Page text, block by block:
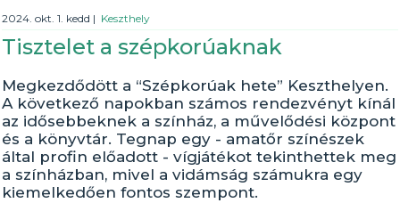
2024. okt. 1. kedd | Keszthely
Tisztelet a szépkorúaknak
Megkezdődött a “Szépkorúak hete” Keszthelyen.
A következő napokban számos rendezvényt kínál
az idősebbeknek a színház, a művelődési központ
és a könyvtár. Tegnap egy - amatőr színészek
által profin előadott - vígjátékot tekinthettek meg
a színházban, mivel a vidámság számukra egy
kiemelkedően fontos szempont.